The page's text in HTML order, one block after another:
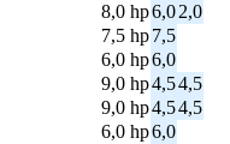
8,0 hp6,02,0
7,5 hp7,5
6,0 hp6,0
9,0 hp4,54,5
9,0 hp4,54,5
6,0 hp6,0